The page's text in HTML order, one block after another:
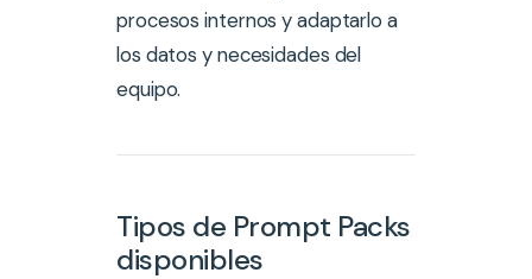
procesos internos y adaptarlo a
los datos y necesidades del
equipo.
Tipos de Prompt Packs
disponibles